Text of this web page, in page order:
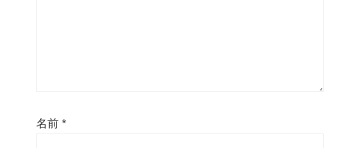
名前 *